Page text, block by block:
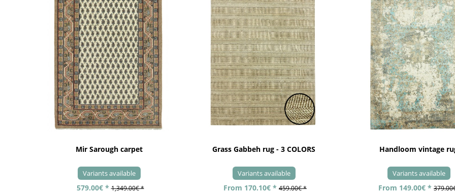
Mir Sarough carpet
Variants available
579.00€ * 1,349.00€ *
Grass Gabbeh rug - 3 COLORS
Variants available
From 170.10€ * 459.00€ *
Handloom vintage
Variants available
From 149.00€ *